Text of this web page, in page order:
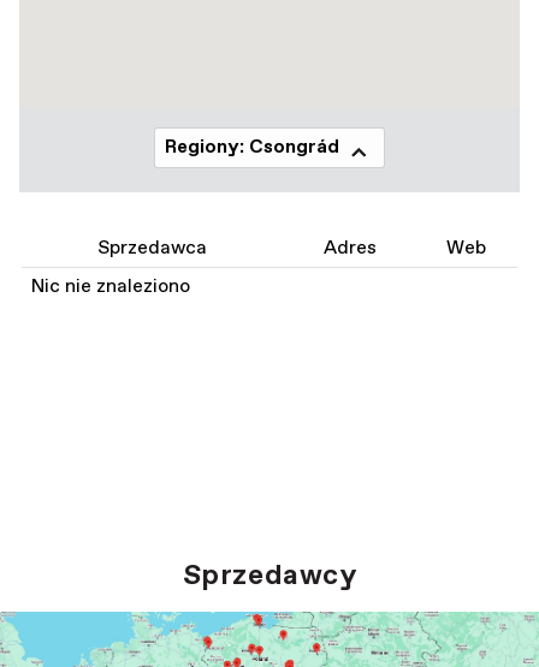
Regiony: Csongrád
Sprzedawca Adres
Web
Nic nie znaleziono
Sprzedawcy